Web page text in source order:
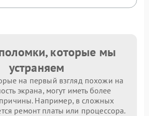
которые мы
устраняем
на первый взгляд похожи на
экрана, могут иметь более
Например, в сложных
ремонт платы или процессора.